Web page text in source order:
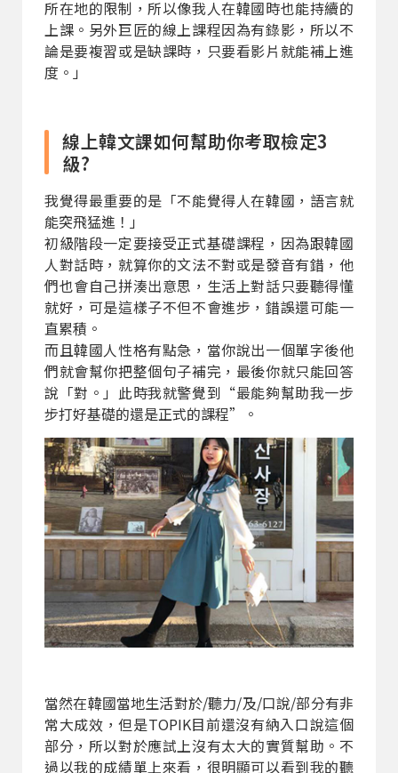
所在地的限制，所以像我人在韓國時也能持續的
上課。另外巨匠的線上課程因為有錄影，所以不
論是要複習或是缺課時，只要看影片就能補上進
度。」
線上韓文課如何幫助你考取檢定3
級?
我覺得最重要的是「不能覺得人在韓國，語言就
能突飛猛進！」
初級階段一定要接受正式基礎課程，因為跟韓國
人對話時，就算你的文法不對或是發音有錯，他
們也會自己拼湊出意思，生活上對話只要聽得懂
就好，可是這樣子不但不會進步，錯誤還可能一
直累積。
而且韓國人性格有點急，當你說出一個單字後他
們就會幫你把整個句子補完，最後你就只能回答
說「對。」此時我就警覺到“最能夠幫助我一步
步打好基礎的還是正式的課程”。
當然在韓國當地生活對於/聽力/及/口說/部分有非
常大成效，但是TOPIK目前還沒有納入口說這個
部分，所以對於應試上沒有太大的實質幫助。不
過以我的成績單上來看，很明顯可以看到我的聽